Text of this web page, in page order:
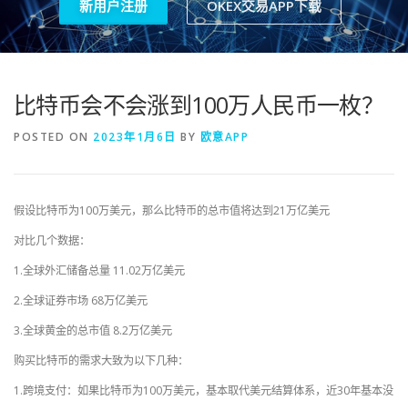
新用户注册 OKEX交易APP下载
比特币会不会涨到100万人民币一枚？
POSTED ON 2023年1月6日 BY 欧意APP
假设比特币为100万美元，那么比特币的总市值将达到21万亿美元
对比几个数据：
1.全球外汇储备总量 11.02万亿美元
2.全球证券市场 68万亿美元
3.全球黄金的总市值 8.2万亿美元
购买比特币的需求大致为以下几种：
1.跨境支付：如果比特币为100万美元，基本取代美元结算体系，近30年基本没